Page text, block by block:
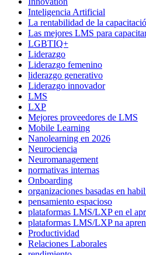
Inteligencia Artificial
La rentabilidad de la
Las mejores LMS para
LGBTIQ+
Liderazgo
Liderazgo femenino
liderazgo generativo
Liderazgo innovador
LMS
LXP
Mejores proveedores de LMS
Mobile Learning
Nanolearning en 2026
Neurociencia
Neuromanagement
normativas internas
Onboarding
organizaciones basadas en
pensamiento espacioso
plataformas LMS/LXP en el
plataformas LMS/LXP na
Productividad
Relaciones Laborales